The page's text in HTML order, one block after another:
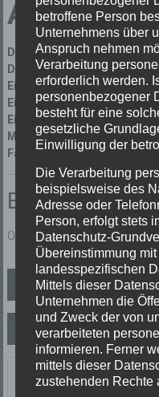
ABC 1 –
Datum:09/12/2023 um 9:57
Dauer:1 Stunde 33 Minuten
Einsatzart:Ölspur
Einsatzort:Elzach
Einsatzleiter: Thomas
Mannschaftsstärke:8
Fahrzeuge: Florian Elzach 1/
Einsatzbericht:
Ölspur innerorts –
Personensuche 1
Letzte Einsätze
betroffene Person
Unternehmens über
Anspruch nehmen
Verarbeitung
erforderlich werden.
personenbezogener
besteht für eine
gesetzliche
Einwilligung der
Die Verarbeitung
beispielsweise des
Adresse oder
Person, erfolgt stets
Datenschutz-
Übereinstimmung
landesspezifischen
Mittels dieser
Unternehmen die
und Zweck der von
verarbeiteten
informieren. Ferner
mittels dieser
zustehenden Rechte